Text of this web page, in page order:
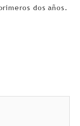
dos años.